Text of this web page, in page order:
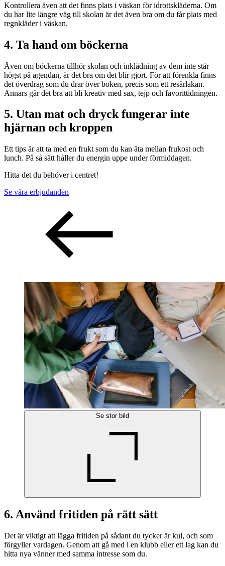
Kontrollera även att det finns plats i väskan för idrottskläderna. Om
du har lite längre väg till skolan är det även bra om du får plats med
regnkläder i väskan.
4. Ta hand om böckerna
Även om böckerna tillhör skolan och inklädning av dem inte står
högst på agendan, är det bra om det blir gjort. För att förenkla finns
det överdrag som du drar över boken, precis som ett resårlakan.
Annars går det bra att bli kreativ med sax, tejp och favorittidningen.
5. Utan mat och dryck fungerar inte
hjärnan och kroppen
Ett tips är att ta med en frukt som du kan äta mellan frukost och
lunch. På så sätt håller du energin uppe under förmiddagen.
Hitta det du behöver i centret!
Se våra erbjudanden
Se stor bild
6. Använd fritiden på rätt sätt
Det är viktigt att lägga fritiden på sådant du tycker är kul, och som
förgyller vardagen. Genom att gå med i en klubb eller ett lag kan du
hitta nya vänner med samma intresse som du.